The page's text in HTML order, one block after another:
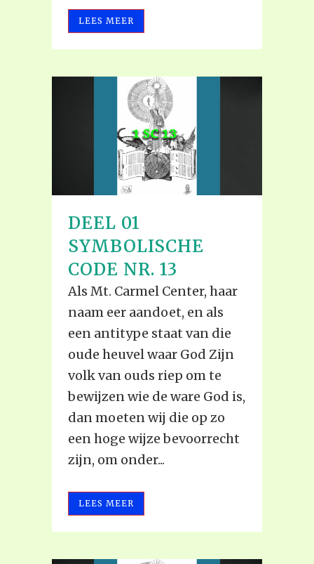
LEES MEER
DEEL 01
SYMBOLISCHE
CODE NR. 13
Als Mt. Carmel Center, haar
naam eer aandoet, en als
een antitype staat van die
oude heuvel waar God Zijn
volk van ouds riep om te
bewijzen wie de ware God is,
dan moeten wij die op zo
een hoge wijze bevoorrecht
zijn, om onder...
LEES MEER